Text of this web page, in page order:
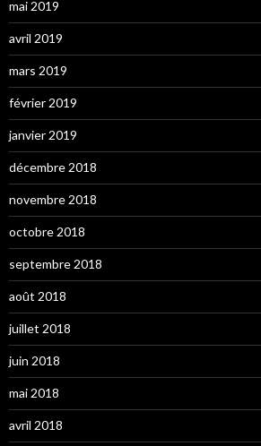
mai 2019
avril 2019
mars 2019
février 2019
janvier 2019
décembre 2018
novembre 2018
octobre 2018
septembre 2018
août 2018
juillet 2018
juin 2018
mai 2018
avril 2018